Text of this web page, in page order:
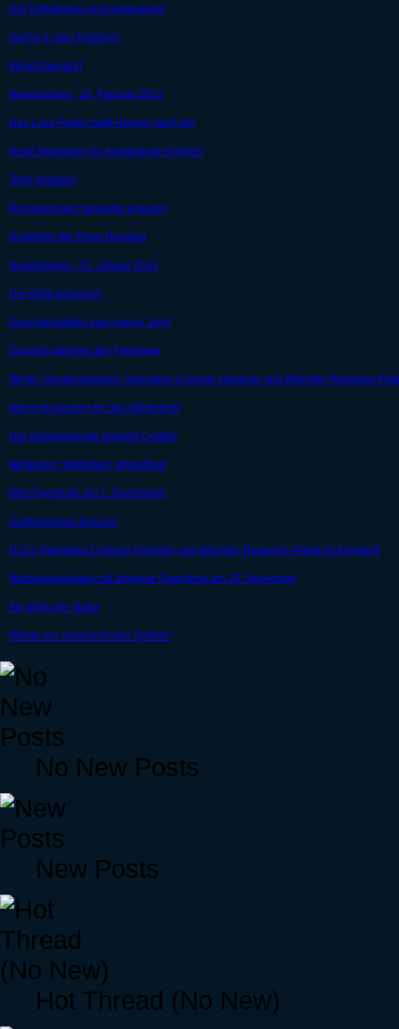
Die Tortodrones sind unterwegs!
Spring in den Frühling!
Mond-Neujahr!
Neuerungen - 18. Februar 2015
Das Love Puppy bellt Herzen nach dir!
Neue Missionen für Avantgarde-Knights!
Total geladen!
Der Apocrean Harvester erwacht
Rückkehr der Rose Regalia!
Neuerungen - 21. Januar 2015
Die Kälte besiegen
Geschenkaktion zum neuen Jahr!
Support während der Feiertage
Winter-Sonderangebot: Operation Crimson Hammer und Wächter-Rüstungs-
Warm einpacken für das Winterfest!
Die Sonnenwende erreicht Cradle!
Winterfest, Winterfest, Winterfest!
Blitz-Angebote am 1. Dezember!
Gobblesnipes kreuzen
DLCs Operation Crimson Hammer und Wächter-Rüstungs-Paket im Angebot!
Wartungsarbeiten mit längerer Downtime am 19. November
Ein Wink der Natur
Werde ein scharlachroter Späher!
No New Posts
New Posts
Hot Thread (No New)